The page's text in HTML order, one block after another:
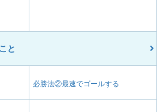
と
必勝法②最速でゴールする